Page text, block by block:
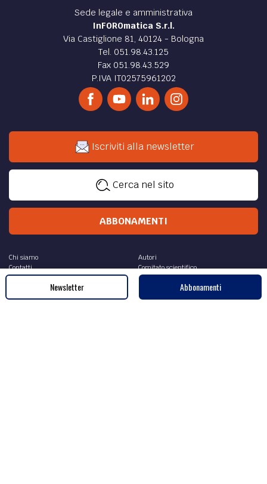
Sede legale e amministrativa
InFOROmatica S.r.l.
Via Castiglione 81, 40124 - Bologna
Tel. 051.98.43.125
Fax 051.98.43.529
P.IVA IT02575961202
Iscriviti alla newsletter
Cerca nel sito
ABBONAMENTI
Chi siamo
Contatti
Inforomatica S.r.l.
La nostra storia
Redazione
Autori
Comitato scientifico
Curatori
Partner
Newsletter Abbonamenti